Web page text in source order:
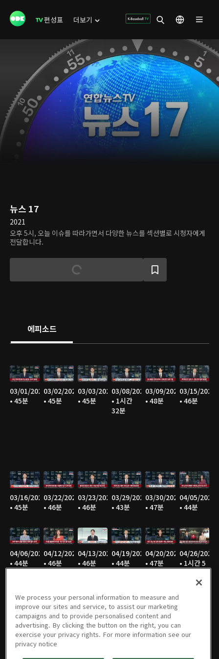
편성표 더보기
뉴스 17
2021
오후 5시, 오늘 이슈를 따라가면서 다양한 뉴스를 섹션별로 시청자에게
전달합니다.
에피소드
03/01/2025
• 45분
03/02/2025
• 45분
03/03/2025
• 45분
03/08/2025
• 1시간
32분
03/09/2025
• 48분
03/15/2025
• 46분
03/16/2025
• 45분
03/22/2025
• 46분
03/23/2025
• 46분
03/29/2025
• 43분
03/30/2025
• 47분
04/05/2025
• 44분
04/06/2025
• 44분
04/12/2025
• 46분
04/13/2025
• 46분
04/19/2025
• 44분
04/20/2025
• 47분
04/26/2025
• 1시간 5
04/27/2025
• 2시간
13분
05/03/2025
• 28분
05/04/2025
• 46분
05/05/2025
• 45분
05/06/2025
• 46분
• 1시간 1
분
We process your personal information to measure and
improve our sites and service, to assist our marketing
campaigns and to provide personalised content and
advertising. By clicking the button on the right, you can
exercise your privacy rights. For more information see our
privacy notice